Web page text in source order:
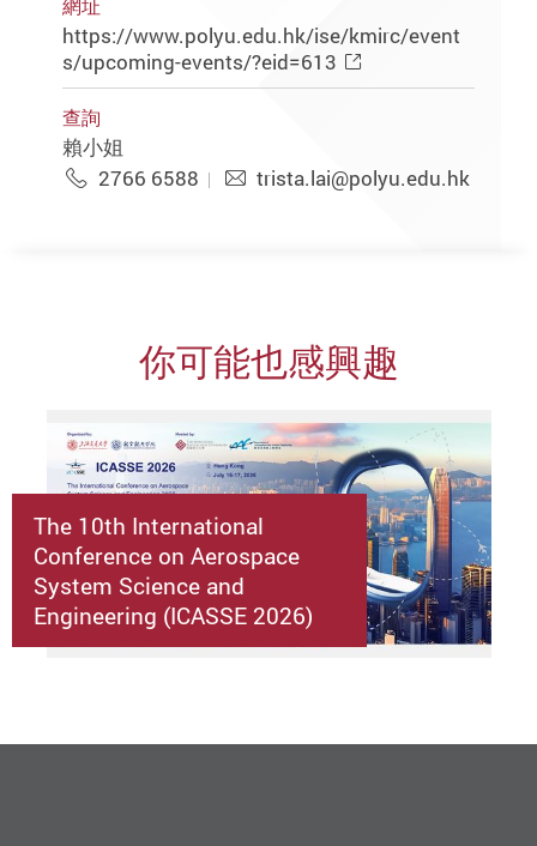
網址
https://www.polyu.edu.hk/ise/kmirc/event
s/upcoming-events/?eid=613
查詢
賴小姐
2766 6588
trista.lai@polyu.edu.hk
你可能也感興趣
The 10th International
Conference on Aerospace
System Science and
Engineering (ICASSE 2026)